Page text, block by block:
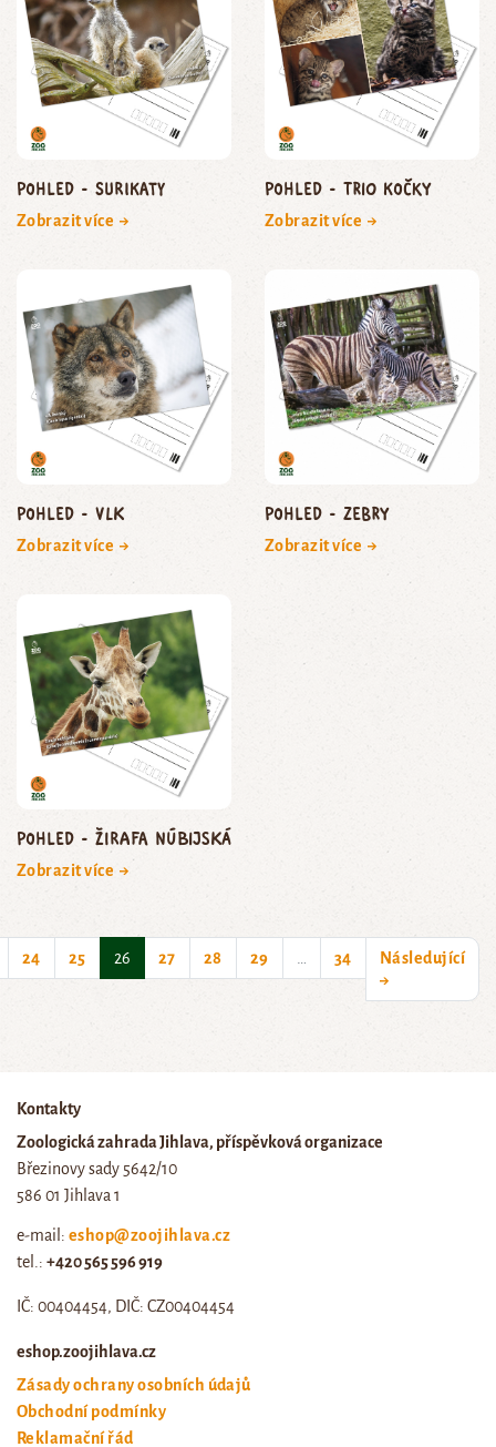
pohled - surikaty
Zobrazit více →
Pohled - trio kočky
Zobrazit více →
Pohled - vlk
Zobrazit více →
Pohled - zebry
Zobrazit více →
Pohled - žirafa núbijská
Zobrazit více →
24 25 26(current)
27 28 29 34
Následující
→
Kontakty
Zoologická zahrada Jihlava, příspěvková organizace
Březinovy sady 5642/10
586 01 Jihlava 1
e-mail: eshop@zoojihlava.cz
tel.: +420 565 596 919
IČ: 00404454, DIČ: CZ00404454
eshop.zoojihlava.cz
Zásady ochrany osobních údajů
Obchodní podmínky
Reklamační řád